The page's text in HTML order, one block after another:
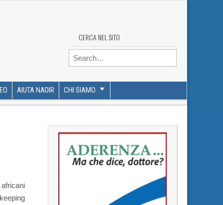
CERCA NEL SITO
Search for:
AIUTA NADIR CHI SIAMO